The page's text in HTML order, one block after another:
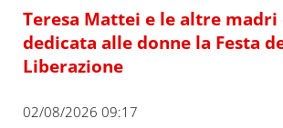
Teresa Mattei e le altre
dedicata alle donne la Festa
Liberazione
02/08/2026 09:17